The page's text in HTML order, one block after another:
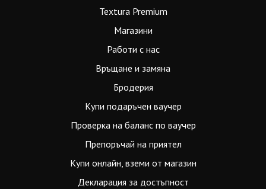
Textura Premium
Магазини
Работи с нас
Връщане и замяна
Бродерия
Купи подаръчен ваучер
Проверка на баланс по ваучер
Препоръчай на приятел
Купи онлайн, вземи от магазин
Декларация за достъпност